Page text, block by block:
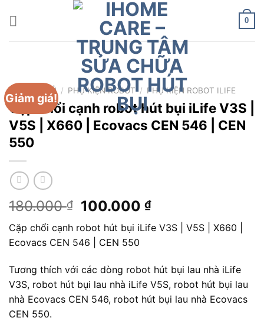
0
Giảm giá!
TRANG CHỦ / PHỤ KIỆN ROBOT / PHỤ KIỆN ROBOT ILIFE
Cặp chổi cạnh robot hút bụi iLife V3S |
V5S | X660 | Ecovacs CEN 546 | CEN
550
180.000₫
Giá
gốc
là:
180.000 ₫.
100.000₫Giá
hiện
tại
100.000 ₫.
Cặp chổi cạnh robot hút bụi iLife V3S | V5S | X660 |
Ecovacs CEN 546 | CEN 550
Tương thích với các dòng robot hút bụi lau nhà iLife
V3S, robot hút bụi lau nhà iLife V5S, robot hút bụi lau
nhà Ecovacs CEN 546, robot hút bụi lau nhà Ecovacs
CEN 550.